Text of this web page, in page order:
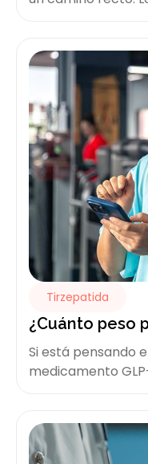
Tirzepatida
¿Cuánto peso
Si está pensando
medicamento GLP-